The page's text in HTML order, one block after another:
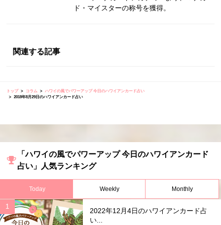
ド・マイスターの称号を獲得。
関連する記事
トップ コラム
ハワイの風でパワーアップ 今日のハワイアンカード占い
2018年8月29日のハワイアンカード占い
「ハワイの風でパワーアップ 今日のハワイアンカード
占い」人気ランキング
Today Weekly Monthly
2022年12月4日のハワイアンカード占
い...